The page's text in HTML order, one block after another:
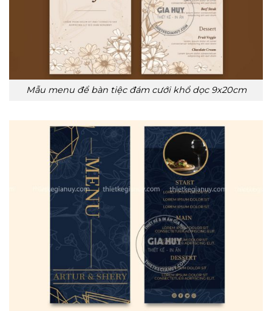
Mẫu menu để bàn tiệc đám cưới khổ dọc 9x20cm